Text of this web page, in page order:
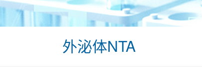
外泌体NTA